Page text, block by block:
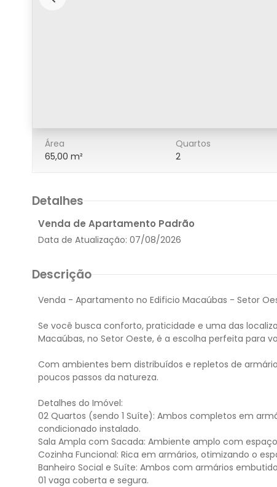
Área
65,00 m²
Quartos
2
Detalhes
Venda de Apartamento Padrão
Data de Atualização: 07/08/2026
Descrição
Venda - Apartamento no Edificio Macaúbas - Setor
Se você busca conforto, praticidade e uma das
Macaúbas, no Setor Oeste, é a escolha perfeita para
Com ambientes bem distribuídos e repletos de
poucos passos da natureza.
Detalhes do Imóvel:
02 Quartos (sendo 1 Suíte): Ambos completos em
condicionado instalado.
Sala Ampla com Sacada: Ambiente amplo com
Cozinha Funcional: Rica em armários, otimizando o
Banheiro Social e Suíte: Ambos com armários
01 vaga coberta e segura.